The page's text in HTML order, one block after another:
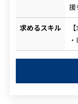
援
業
定
・
求めるスキル
・